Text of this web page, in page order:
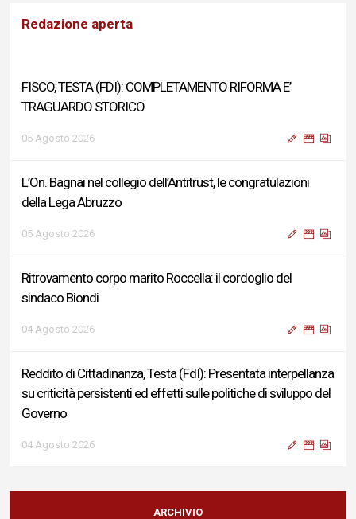
Redazione aperta
FISCO, TESTA (FDI): COMPLETAMENTO RIFORMA E’
TRAGUARDO STORICO
05 Agosto 2026
L’On. Bagnai nel collegio dell’Antitrust, le congratulazioni
della Lega Abruzzo
05 Agosto 2026
Ritrovamento corpo marito Roccella: il cordoglio del
sindaco Biondi
04 Agosto 2026
Reddito di Cittadinanza, Testa (FdI): Presentata interpellanza
su criticità persistenti ed effetti sulle politiche di sviluppo del
Governo
04 Agosto 2026
Sigismondi, Liris e Testa: “Profondo cordoglio e vicinanza al
Ministro Roccella e alla sua famiglia”
ARCHIVIO